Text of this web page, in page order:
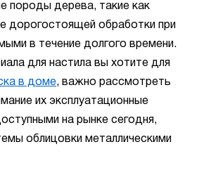
породы дерева, такие как
дорогостоящей обработки при
в течение долгого времени.
для настила вы хотите для
в доме, важно рассмотреть
их эксплуатационные
на рынке сегодня,
облицовки металлическими